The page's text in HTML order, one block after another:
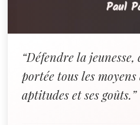
“Défendre la
portée tous les
aptitudes et ses goûts.”